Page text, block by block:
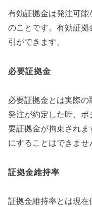
有効証拠金は発注可
のことです。有効証
引ができます。
必要証拠金
必要証拠金とは実際の
発注が約定した時、
要証拠金が拘束され
にすることはできませ
証拠金維持率
証拠金維持率とは現